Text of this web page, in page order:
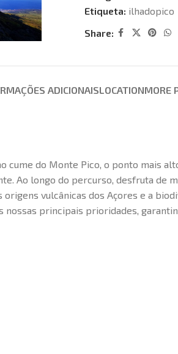
Etiqueta: ilhadopico
Share:
ADICIONAISLOCATIONMORE
do Monte Pico, o ponto mais
Ao longo do percurso, desfruta de
vulcânicas dos Açores e a
nossas principais prioridades,